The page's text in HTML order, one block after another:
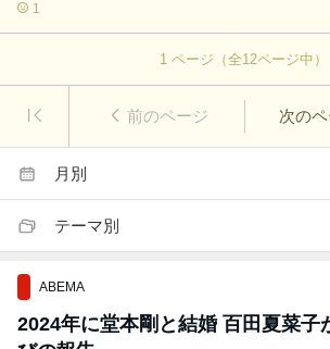
1
1ページ（全12ページ中）
前のページ 次の
月別
テーマ別
ABEMA
2024年に堂本剛と結婚 百田夏菜子